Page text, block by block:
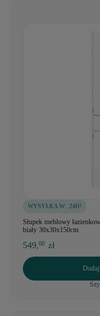
WYSYŁKA W: 24H!
Słupek meblowy
biały 30x30x150cm
549,00 zł